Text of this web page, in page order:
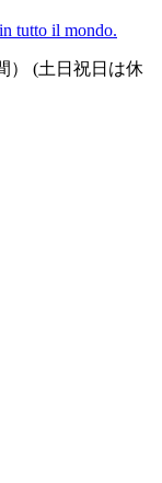
tutto il mondo.
） (土日祝日は休